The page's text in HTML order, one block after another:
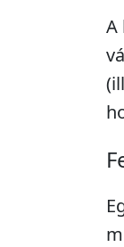
A